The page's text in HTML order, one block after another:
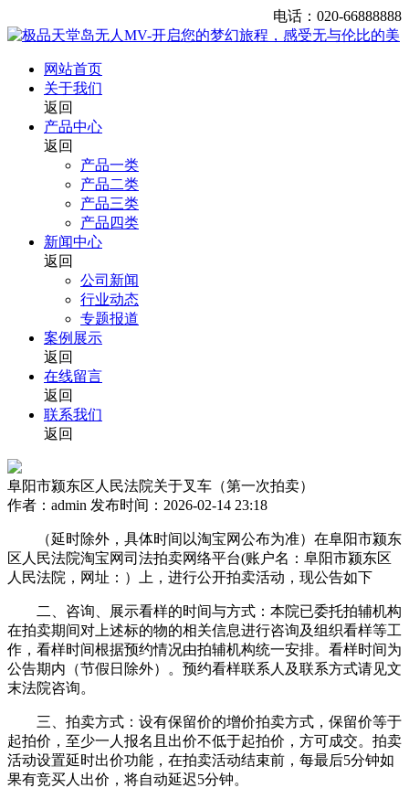
电话：020-66888888
网站首页
关于我们
返回
产品中心
返回
产品一类
产品二类
产品三类
产品四类
新闻中心
返回
公司新闻
行业动态
专题报道
案例展示
返回
在线留言
返回
联系我们
返回
阜阳市颍东区人民法院关于叉车（第一次拍卖）
作者：admin 发布时间：2026-02-14 23:18
（延时除外，具体时间以淘宝网公布为准）在阜阳市颍东
区人民法院淘宝网司法拍卖网络平台(账户名：阜阳市颍东区
人民法院，网址：）上，进行公开拍卖活动，现公告如下
二、咨询、展示看样的时间与方式：本院已委托拍辅机构
在拍卖期间对上述标的物的相关信息进行咨询及组织看样等工
作，看样时间根据预约情况由拍辅机构统一安排。看样时间为
公告期内（节假日除外）。预约看样联系人及联系方式请见文
末法院咨询。
三、拍卖方式：设有保留价的增价拍卖方式，保留价等于
起拍价，至少一人报名且出价不低于起拍价，方可成交。拍卖
活动设置延时出价功能，在拍卖活动结束前，每最后5分钟如
果有竞买人出价，将自动延迟5分钟。